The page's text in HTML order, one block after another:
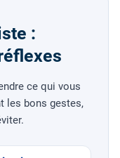
:
ce qui vous
les bons gestes,